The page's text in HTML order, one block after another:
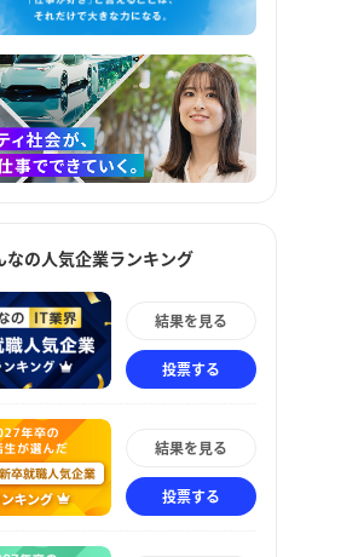
なの人気企業ランキング
結果を見る
投票する
結果を見る
投票する